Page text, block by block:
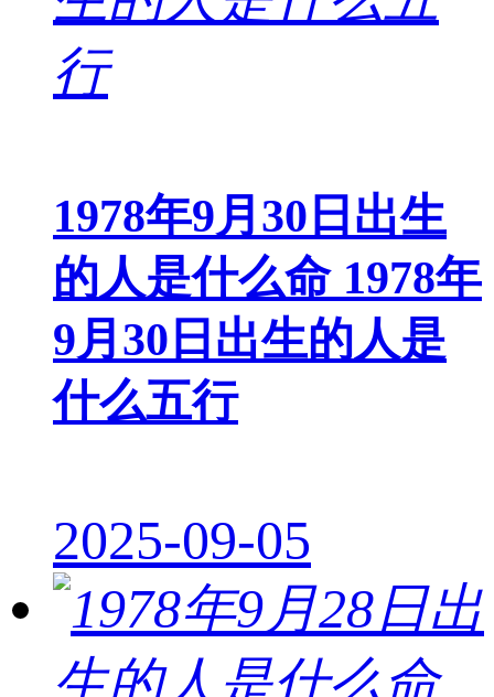
1978年9月30日出生
的人是什么命 1978年
9月30日出生的人是
什么五行
2025-09-05